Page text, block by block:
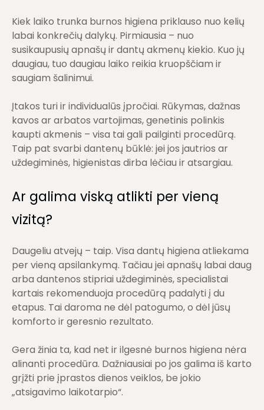
Kiek laiko trunka burnos higiena priklauso nuo kelių
labai konkrečių dalykų. Pirmiausia – nuo
susikaupusių apnašų irdantų akmenų kiekio. Kuo jų
daugiau, tuo daugiau laiko reikia kruopščiam ir
saugiam šalinimui.
Įtakos turi irindividualūs įpročiai. Rūkymas, dažnas
kavos ar arbatos vartojimas, genetinis polinkis
kaupti akmenis – visa tai gali pailginti procedūrą.
Taip pat svarbi dantenų būklė: jei jos jautrios ar
uždegiminės, higienistas dirba lėčiau ir atsargiau.
Ar galima viską atlikti per vieną
vizitą?
Daugeliu atvejų – taip. Visa dantų higiena atliekama
per vieną apsilankymą. Tačiau jei apnašų labai daug
arba dantenos stipriai uždegiminės, specialistai
kartais rekomenduoja procedūrą padalyti į du
etapus. Tai daroma ne dėl patogumo, o dėl jūsų
komforto ir geresnio rezultato.
Gera žinia ta, kad net ir ilgesnė burnos higiena nėra
alinanti procedūra. Dažniausiai po jos galima iš karto
grįžti prie įprastos dienos veiklos, be jokio
„atsigavimo laikotarpio“.